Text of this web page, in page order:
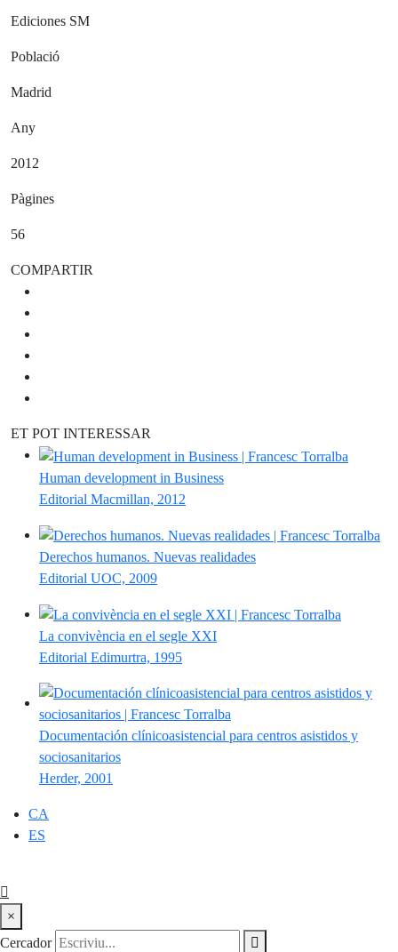
Ediciones SM
Població
Madrid
Any
2012
Pàgines
56
COMPARTIR
ET POT INTERESSAR
Human development in Business
Editorial Macmillan, 2012
Derechos humanos. Nuevas realidades
Editorial UOC, 2009
La convivència en el segle XXI
Editorial Edimurtra, 1995
Documentación clínicoasistencial para centros asistidos y
sociosanitarios
Herder, 2001
CA
ES
×
Cercador